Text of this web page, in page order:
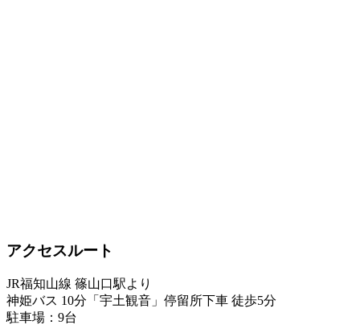
アクセスルート
JR福知山線 篠山口駅より
神姫バス 10分「宇土観音」停留所下車 徒歩5分
駐車場：9台